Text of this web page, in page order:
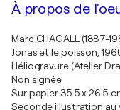
À propos de
Marc CHAGALL (1887-
Jonas et le poisson,
Héliogravure (Atelier
Non signée
Sur papier 35.5 x 26.5
Seconde illustration au